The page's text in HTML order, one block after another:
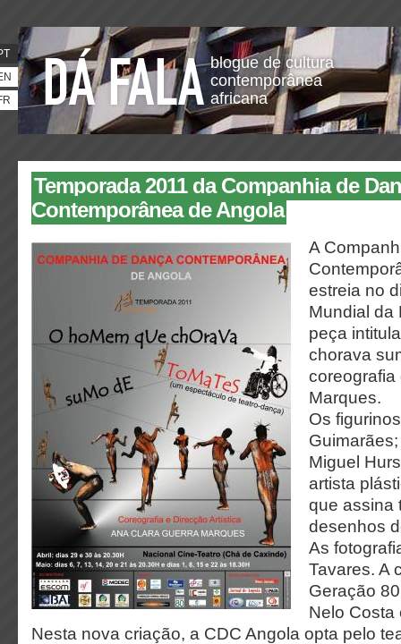
blogue de cultura
contemporânea
africana
Temporada 2011 da Companhia de
Contemporânea de Angola
A
estreia no
Mundial da
peça
chorava
coreografia
Marques.
Os
Miguel
artista
que assina
desenhos
As
Tavares. A
Geração
Nelo Costa
Nesta nova criação, a CDC Angola opta pelo